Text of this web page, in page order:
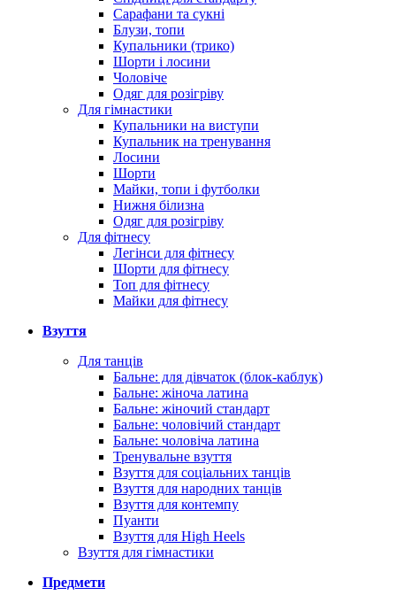
Сарафани та сукні
Блузи, топи
Купальники (трико)
Шорти і лосини
Чоловіче
Одяг для розігріву
Для гімнастики
Купальники на виступи
Купальник на тренування
Лосини
Шорти
Майки, топи і футболки
Нижня білизна
Одяг для розігріву
Для фітнесу
Легінси для фітнесу
Шорти для фітнесу
Топ для фітнесу
Майки для фітнесу
Взуття
Для танців
Бальне: для дівчаток (блок-каблук)
Бальне: жіноча латина
Бальне: жіночий стандарт
Бальне: чоловічий стандарт
Бальне: чоловіча латина
Тренувальне взуття
Взуття для соціальних танців
Взуття для народних танців
Взуття для контемпу
Пуанти
Взуття для High Heels
Взуття для гімнастики
Предмети